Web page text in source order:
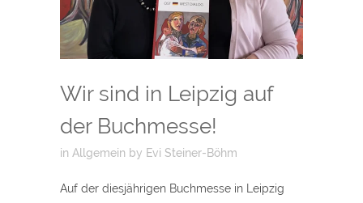
Wir sind in Leipzig auf
der Buchmesse!
in Allgemein by Evi Steiner-Böhm
Auf der diesjährigen Buchmesse in Leipzig